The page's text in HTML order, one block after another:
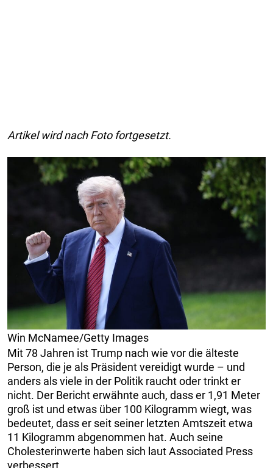
Artikel wird nach Foto fortgesetzt.
Win McNamee/Getty Images
Mit 78 Jahren ist Trump nach wie vor die älteste
Person, die je als Präsident vereidigt wurde – und
anders als viele in der Politik raucht oder trinkt er
nicht. Der Bericht erwähnte auch, dass er 1,91 Meter
groß ist und etwas über 100 Kilogramm wiegt, was
bedeutet, dass er seit seiner letzten Amtszeit etwa
11 Kilogramm abgenommen hat. Auch seine
Cholesterinwerte haben sich laut Associated Press
verbessert.